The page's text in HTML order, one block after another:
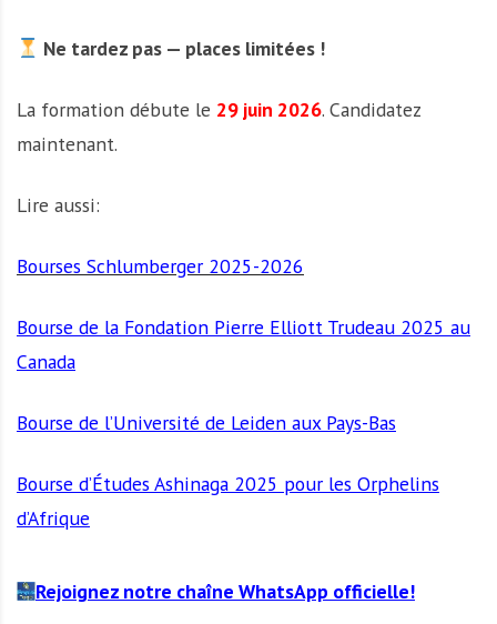
Ne tardez pas — places limitées !
La formation débute le 29 juin 2026. Candidatez
maintenant.
Lire aussi:
Bourses Schlumberger 2025-2026
Bourse de la Fondation Pierre Elliott Trudeau 2025 au
Canada
Bourse de l’Université de Leiden aux Pays-Bas
Bourse d’Études Ashinaga 2025 pour les Orphelins
d’Afrique
Rejoignez notre chaîne WhatsApp officielle!